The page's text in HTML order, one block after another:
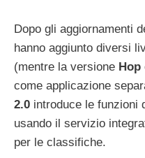
Dopo gli aggiornamenti
hanno aggiunto diversi
(mentre la versione Hop
come applicazione
2.0 introduce le funzioni
usando il servizio
per le classifiche.